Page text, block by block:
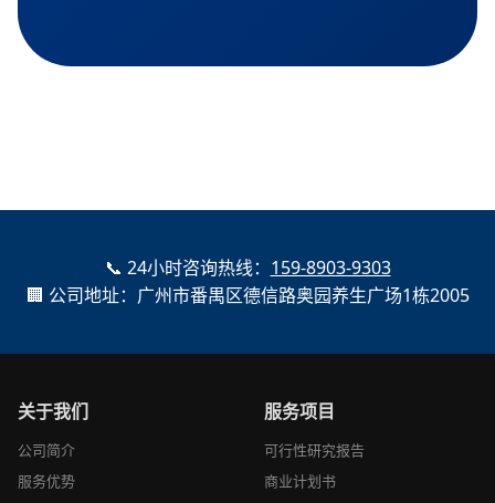
📞 24小时咨询热线： 159-8903-9303
🏢 公司地址：广州市番禺区德信路奥园养生广场1栋2005
关于我们
公司简介
服务优势
服务项目
可行性研究报告
商业计划书